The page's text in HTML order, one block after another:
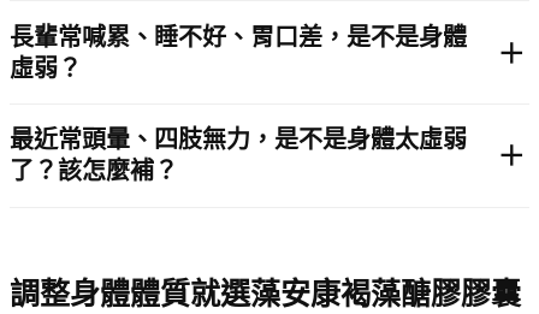
長輩常喊累、睡不好、胃口差，是不是身體
虛弱？
最近常頭暈、四肢無力，是不是身體太虛弱
了？該怎麼補？
調整身體體質就選藻安康褐藻醣膠膠囊